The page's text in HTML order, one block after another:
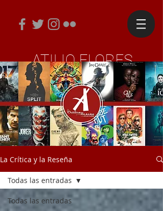
ATILIO FLORES
Periodista y Diseñador Editorial
La Crítica y la Reseña
Todas las entradas
Todas las entradas